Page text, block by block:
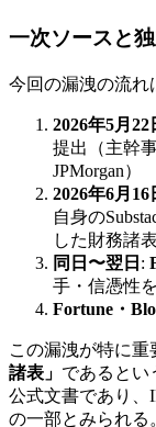
一次ソースと
今回の漏洩の流れ
2026年5月22
提出（主幹事
JPMorgan）
2026年6月16
自身の
した財務諸
同日〜翌日 :
手・信憑性
Fortune・
この漏洩が特に
諸表」 であるとい
公式文書であり、
の一部とみられる